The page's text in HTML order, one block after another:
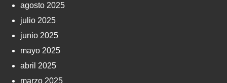
agosto 2025
julio 2025
junio 2025
mayo 2025
abril 2025
marzo 2025